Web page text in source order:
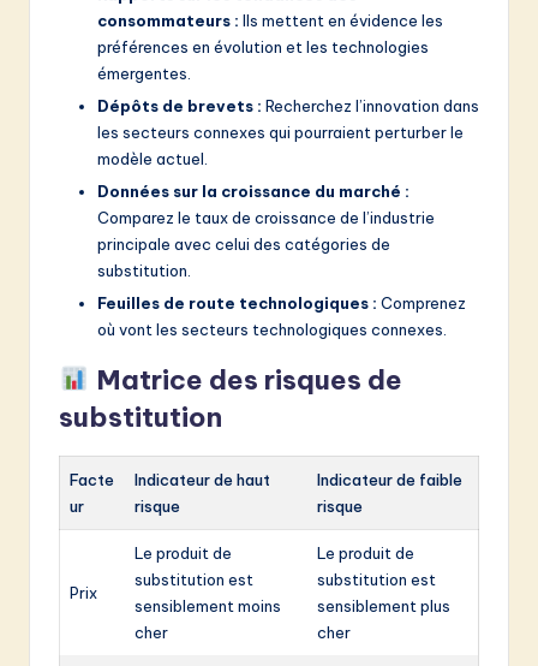
consommateurs : Ils mettent en évidence les
préférences en évolution et les technologies
émergentes.
Dépôts de brevets : Recherchez l’innovation dans
les secteurs connexes qui pourraient perturber le
modèle actuel.
Données sur la croissance du marché :
Comparez le taux de croissance de l’industrie
principale avec celui des catégories de
substitution.
Feuilles de route technologiques : Comprenez
où vont les secteurs technologiques connexes.
Matrice des risques de
substitution
Facte
ur
Indicateur de haut
risque
Indicateur de faible
risque
Prix
Le produit de
substitution est
sensiblement moins
cher
Le produit de
substitution est
sensiblement plus
cher